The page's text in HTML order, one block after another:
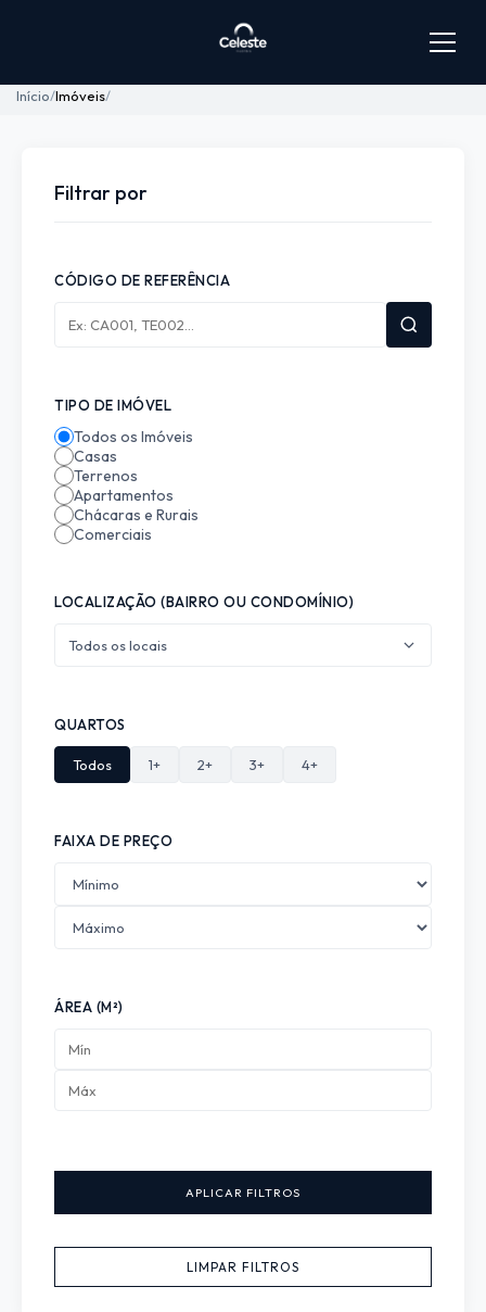
Início Imóveis
Filtrar por
CÓDIGO DE REFERÊNCIA
TIPO DE IMÓVEL
Todos os Imóveis
Casas
Terrenos
Apartamentos
Chácaras e Rurais
Comerciais
LOCALIZAÇÃO (BAIRRO OU CONDOMÍNIO)
Todos os locais
QUARTOS
Todos 1+ 2+ 3+ 4+
FAIXA DE PREÇO
ÁREA (M²)
APLICAR FILTROS
LIMPAR FILTROS